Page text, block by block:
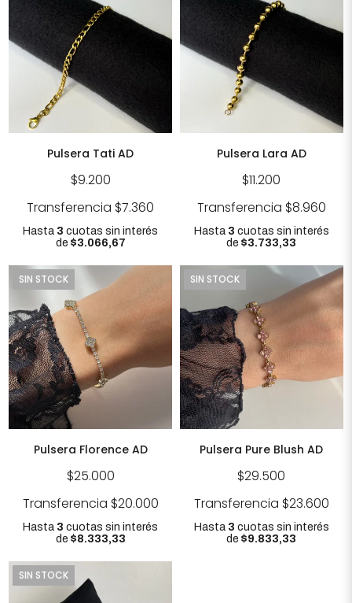
Pulsera Tati AD
$9.200
Transferencia $7.360
Hasta 3 cuotas sin interés
de $3.066,67
Pulsera Lara AD
$11.200
Transferencia $8.960
Hasta 3 cuotas sin interés
de$3.733,33
SIN STOCK
Pulsera Florence AD
$25.000
Transferencia $20.000
Hasta 3 cuotas sin interés
de $8.333,33
SIN STOCK
Pulsera Pure Blush AD
$29.500
Transferencia $23.600
Hasta 3 cuotas sin interés
de$9.833,33
SIN STOCK